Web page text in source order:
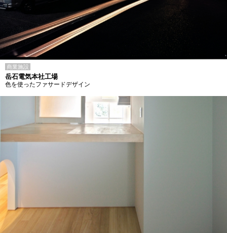
商業施設
岳石電気本社工場
色を使ったファサードデザイン